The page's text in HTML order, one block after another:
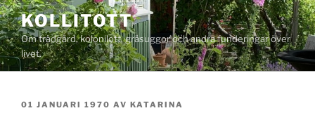
Hoppa
till
innehåll
KOLLITOTT
Om trädgård, kolonilott, gråsuggor och andra funderingar över
livet.
PUBLICERAT
01 JANUARI 1970 AV KATARINA